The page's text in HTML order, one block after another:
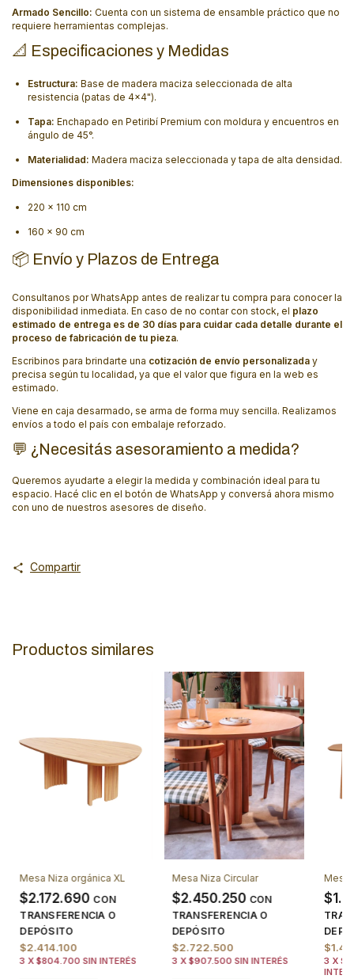
Armado Sencillo: Cuenta con un sistema de ensamble práctico que no
requiere herramientas complejas.
📐 Especificaciones y Medidas
Estructura: Base de madera maciza seleccionada de alta
resistencia (patas de 4x4").
Tapa: Enchapado en Petiribí Premium con moldura y encuentros en
ángulo de 45°.
Materialidad: Madera maciza seleccionada y tapa de alta densidad.
Dimensiones disponibles:
220 x 110 cm
160 x 90 cm
📦 Envío y Plazos de Entrega
Consultanos por WhatsApp antes de realizar tu compra para conocer la
disponibilidad inmediata. En caso de no contar con stock, el plazo
estimado de entrega es de 30 días para cuidar cada detalle durante el
proceso de fabricación de tu pieza.
Escribinos para brindarte una cotización de envío personalizada y
precisa según tu localidad, ya que el valor que figura en la web es
estimado.
Viene en caja desarmado, se arma de forma muy sencilla. Realizamos
envíos a todo el país con embalaje reforzado.
💬 ¿Necesitás asesoramiento a medida?
Queremos ayudarte a elegir la medida y combinación ideal para tu
espacio. Hacé clic en el botón de WhatsApp y conversá ahora mismo
con uno de nuestros asesores de diseño.
Compartir
Productos similares
Mesa Niza orgánica XL
$2.414.100
$2.172.690 CON
TRANSFERENCIA O
DEPÓSITO
3 X $804.700 SIN INTERÉS
Mesa Niza Circular
$2.722.500
$2.450.250 CON
TRANSFERENCIA O
DEPÓSITO
3 X $907.500 SIN INTERÉS
Mesa
3 X